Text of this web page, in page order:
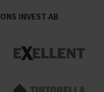
INVEST AB